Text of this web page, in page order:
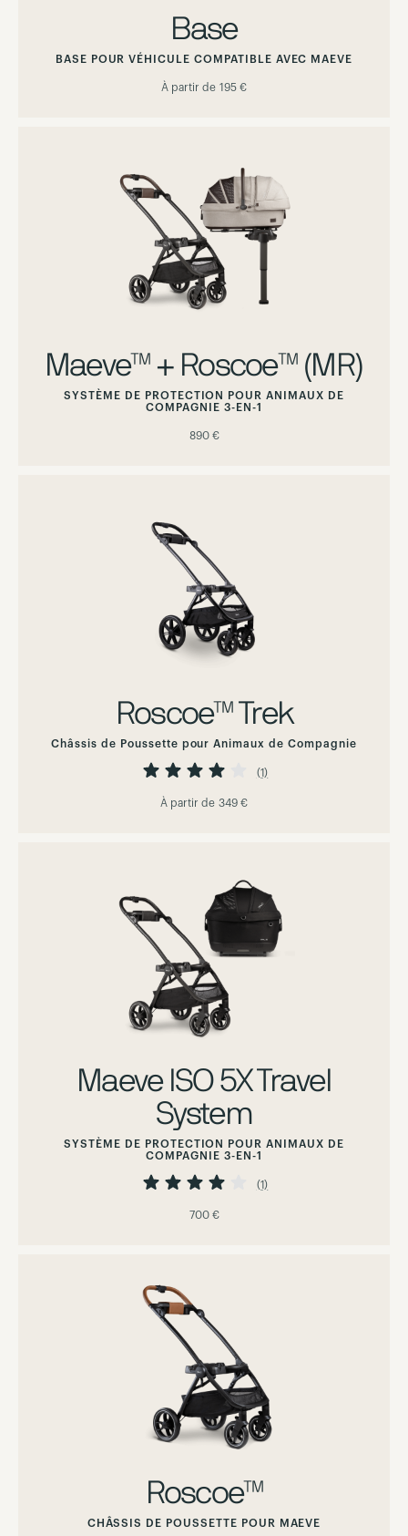
Base
BASE POUR VÉHICULE COMPATIBLE AVEC MAEVE
À partir de 195 €
Maeve™ + Roscoe™ (MR)
SYSTÈME DE PROTECTION POUR ANIMAUX DE
COMPAGNIE 3-EN-1
890 €
Roscoe™ Trek
Châssis de Poussette pour Animaux de Compagnie
Évaluation: 80%
(1)
À partir de 349 €
Maeve ISO 5X Travel
System
SYSTÈME DE PROTECTION POUR ANIMAUX DE
COMPAGNIE 3-EN-1
Évaluation: 80%
(1)
700 €
Roscoe™
CHÂSSIS DE POUSSETTE POUR MAEVE